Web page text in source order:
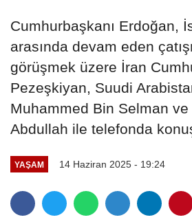
Cumhurbaşkanı Erdoğan,
arasında devam eden
görüşmek üzere İran
Pezeşkiyan, Suudi
Muhammed Bin Selman ve
Abdullah ile telefonda
YAŞAM 14 Haziran 2025 - 19:24